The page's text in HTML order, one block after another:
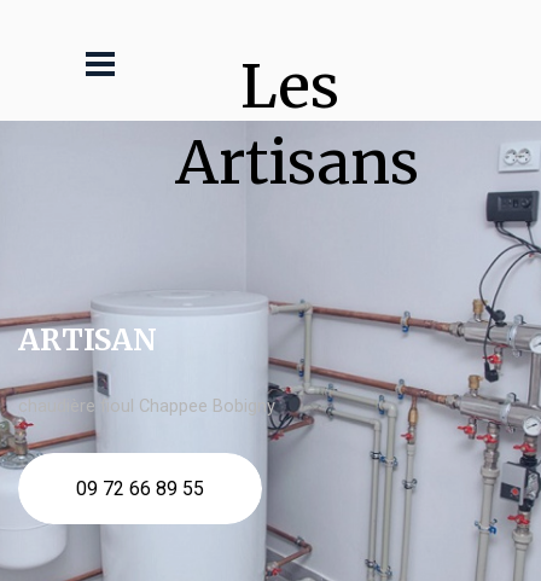
Les
Artisans
ARTISAN
chaudière fioul Chappee Bobigny
09 72 66 89 55